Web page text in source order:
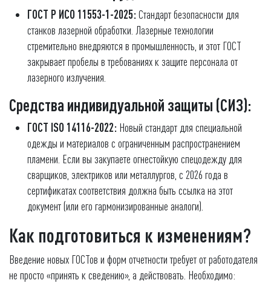
ГОСТ Р ИСО 11553-1-2025:Стандарт безопасности для
станков лазерной обработки. Лазерные технологии
стремительно внедряются в промышленность, и этот ГОСТ
закрывает пробелы в требованиях к защите персонала от
лазерного излучения.
Средства индивидуальной защиты (СИЗ):
ГОСТ ISO 14116-2022: Новый стандарт для специальной
одежды и материалов с ограниченным распространением
пламени. Если вы закупаете огнестойкую спецодежду для
сварщиков, электриков или металлургов, с 2026 года в
сертификатах соответствия должна быть ссылка на этот
документ (или его гармонизированные аналоги).
Как подготовиться к изменениям?
Введение новых ГОСТов и форм отчетности требует от работодателя
не просто «принять к сведению», а действовать. Необходимо: